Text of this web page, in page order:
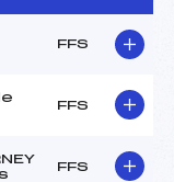
FFS
FFS
FFS